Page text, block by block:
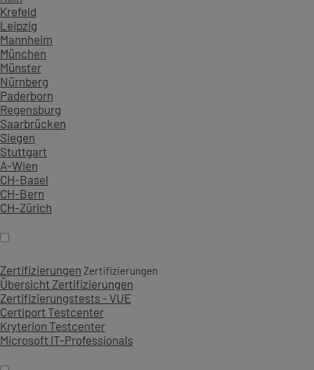
Krefeld
Leipzig
Mannheim
München
Münster
Nürnberg
Paderborn
Regensburg
Saarbrücken
Siegen
Stuttgart
A-Wien
CH-Basel
CH-Bern
CH-Zürich
Zertifizierungen Zertifizierungen
Übersicht Zertifizierungen
Zertifizierungstests - VUE
Certiport Testcenter
Kryterion Testcenter
Microsoft IT-Professionals